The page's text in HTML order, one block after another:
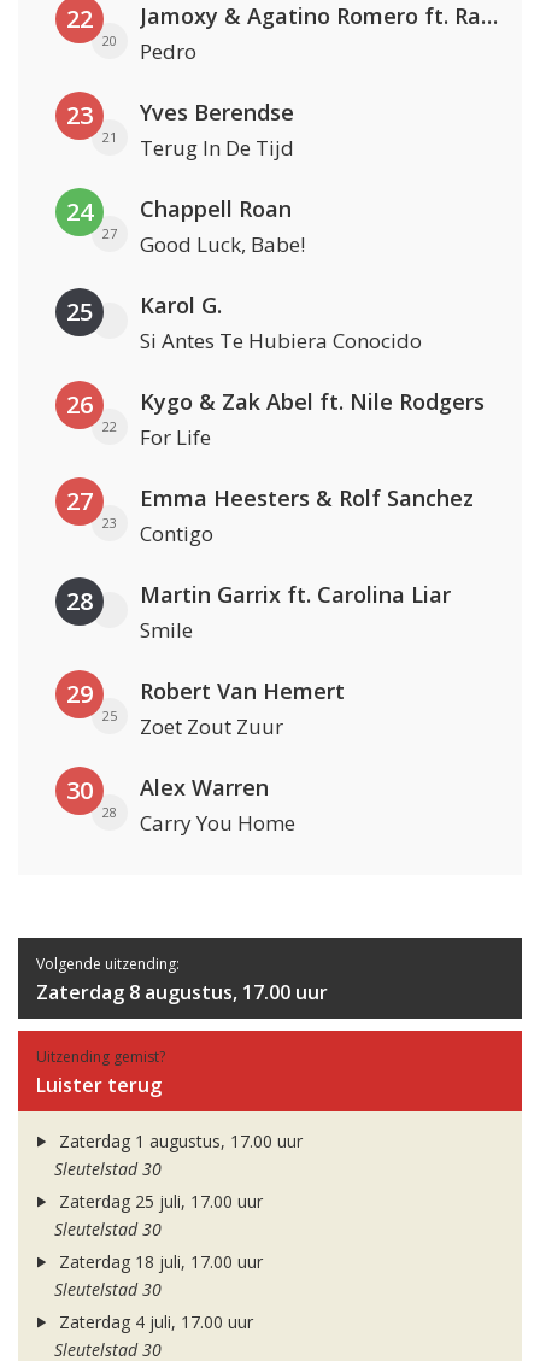
22
20
Jamoxy & Agatino Romero ft. Raffaella Carrà
Pedro
23
21
Yves Berendse
Terug In De Tijd
24
27
Chappell Roan
Good Luck, Babe!
25 Karol G.
Si Antes Te Hubiera Conocido
26
22
Kygo & Zak Abel ft. Nile Rodgers
For Life
27
23
Emma Heesters & Rolf Sanchez
Contigo
28 Martin Garrix ft. Carolina Liar
Smile
29
25
Robert Van Hemert
Zoet Zout Zuur
30
28
Alex Warren
Carry You Home
Volgende uitzending:
Zaterdag 8 augustus, 17.00 uur
Uitzending gemist?
Luister terug
Zaterdag 1 augustus, 17.00 uur
Sleutelstad 30
Zaterdag 25 juli, 17.00 uur
Sleutelstad 30
Zaterdag 18 juli, 17.00 uur
Sleutelstad 30
Zaterdag 4 juli, 17.00 uur
Sleutelstad 30